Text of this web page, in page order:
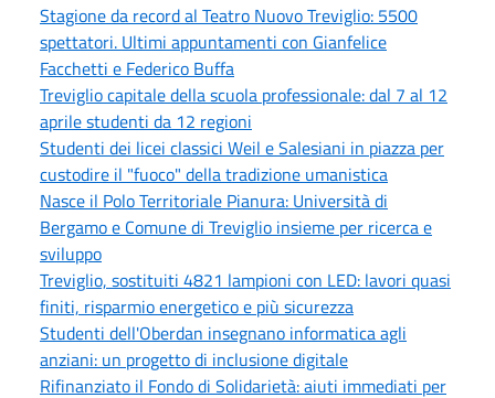
Stagione da record al Teatro Nuovo Treviglio: 5500
spettatori. Ultimi appuntamenti con Gianfelice
Facchetti e Federico Buffa
Treviglio capitale della scuola professionale: dal 7 al 12
aprile studenti da 12 regioni
Studenti dei licei classici Weil e Salesiani in piazza per
custodire il "fuoco" della tradizione umanistica
Nasce il Polo Territoriale Pianura: Università di
Bergamo e Comune di Treviglio insieme per ricerca e
sviluppo
Treviglio, sostituiti 4821 lampioni con LED: lavori quasi
finiti, risparmio energetico e più sicurezza
Studenti dell'Oberdan insegnano informatica agli
anziani: un progetto di inclusione digitale
Rifinanziato il Fondo di Solidarietà: aiuti immediati per